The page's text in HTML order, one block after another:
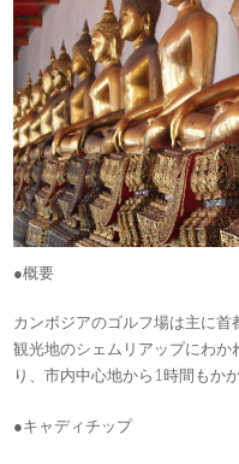
●概要
カンボジアのゴルフ場は主に
観光地のシェムリアップにわ
り、市内中心地から1時間もか
●キャディチップ